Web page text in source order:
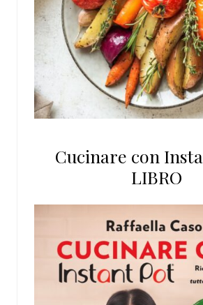
Cucinare con
LIBRO